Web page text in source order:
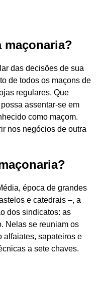
maçonaria?
das decisões de sua
de todos os maçons de
regulares. Que
assentar-se em
como maçom.
nos negócios de outra
época de grandes
e catedrais –, a
dos sindicatos: as
Nelas se reuniam os
alfaiates, sapateiros e
a sete chaves.